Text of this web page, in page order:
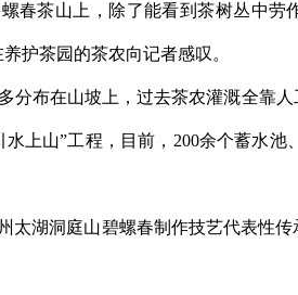
春茶山上，除了能看到茶树丛中
护茶园的茶农向记者感叹。
分布在山坡上，过去茶农灌溉全靠
上山”工程，目前，200余个蓄水
太湖洞庭山碧螺春制作技艺代表性